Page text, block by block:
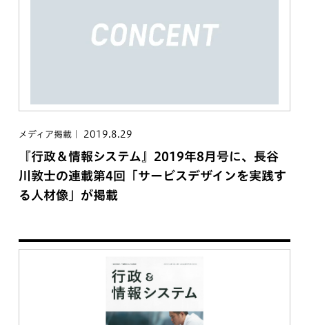
メディア掲載 2019.8.29
『行政＆情報システム』2019年8月号に、長谷
川敦士の連載第4回「サービスデザインを実践す
る人材像」が掲載